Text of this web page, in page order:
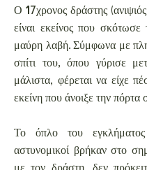
Ο 17χρονος δράστης
είναι εκείνος που
μαύρη λαβή. Σύμφωνα με
σπίτι του, όπου γύρισε
μάλιστα, φέρεται να είχε
εκείνη που άνοιξε την πόρτα
Το όπλο του
αστυνομικοί βρήκαν στο